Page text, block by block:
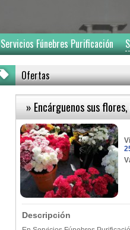
Servicios Fúnebres Purificación
Ofertas
» Encárguenos sus
Descripción